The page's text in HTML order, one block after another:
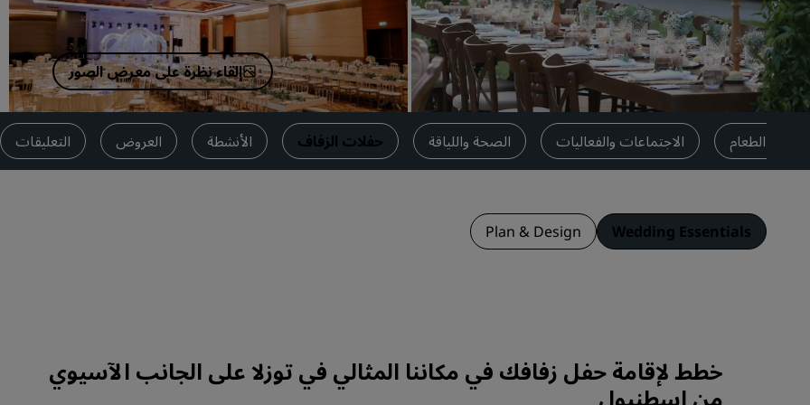
العلامات التجارية التابعة في الصين
اطلب عرض أسعار
وجهات الفعاليات
حلول الصناعة
البحث عن الرحلات
البحث عن الرحلات
إلقاء نظرة على معرض الصور
تناول الطعام الاجتماعات والفعاليات الصحة واللياقة حفلات الزفاف الأنشطة العروض التعليقات
Wedding Essentials
Plan & Design
خطط لإقامة حفل زفافك في مكاننا المثالي في توزلا على الجانب الآسيوي
من إسطنبول